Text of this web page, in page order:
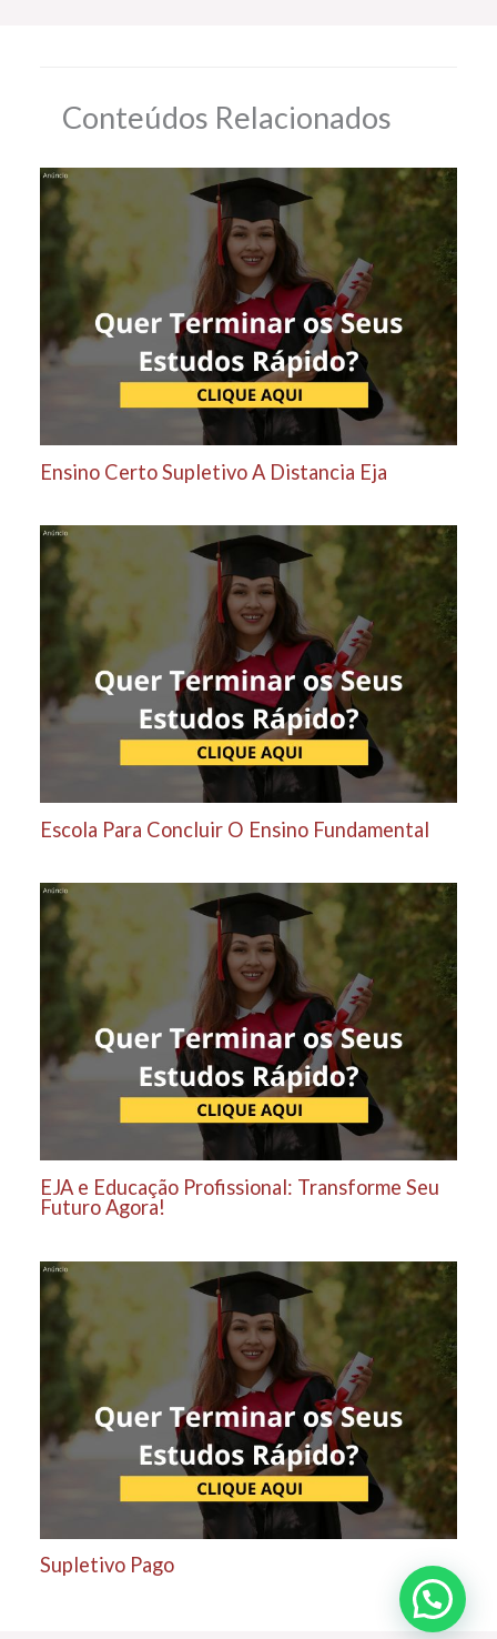
Conteúdos Relacionados
Ensino Certo Supletivo A Distancia Eja
Escola Para Concluir O Ensino Fundamental
EJA e Educação Profissional: Transforme Seu
Futuro Agora!
Supletivo Pago